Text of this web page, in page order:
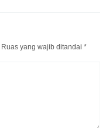
Ruas yang wajib ditandai *